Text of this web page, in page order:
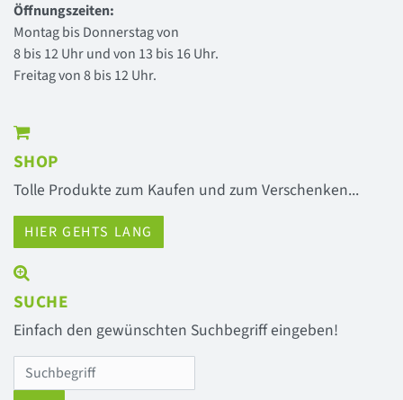
Öffnungszeiten:
Montag bis Donnerstag von
8 bis 12 Uhr und von 13 bis 16 Uhr.
Freitag von 8 bis 12 Uhr.
SHOP
Tolle Produkte zum Kaufen und zum Verschenken...
HIER GEHTS LANG
SUCHE
Einfach den gewünschten Suchbegriff eingeben!